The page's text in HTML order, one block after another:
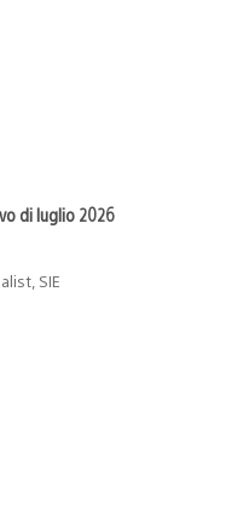
di luglio 2026
SIE